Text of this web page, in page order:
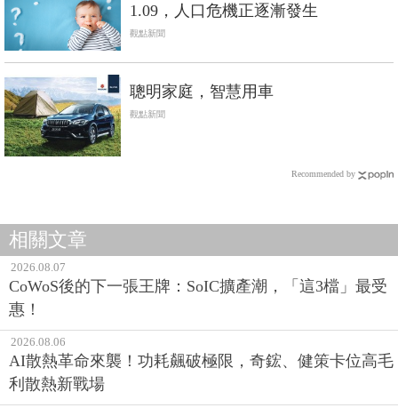
1.09，人口危機正逐漸發生
觀點新聞
聰明家庭，智慧用車
觀點新聞
Recommended by
相關文章
2026.08.07
CoWoS後的下一張王牌：SoIC擴產潮，「這3檔」最受
惠！
2026.08.06
AI散熱革命來襲！功耗飆破極限，奇鋐、健策卡位高毛
利散熱新戰場